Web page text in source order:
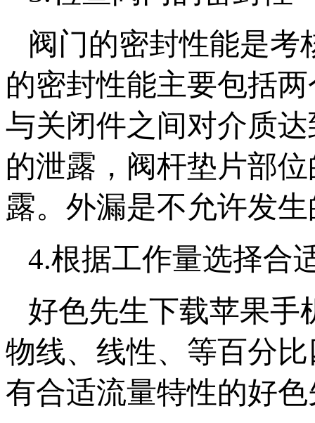
阀门的密封性能是考
的密封性能主要包括两
与关闭件之间对介质达
的泄露，阀杆垫片部
露。外漏是不允许发生
4.根据工作量选择合
好色先生下载苹果手
物线、线性、等
有合适流量特性的好色